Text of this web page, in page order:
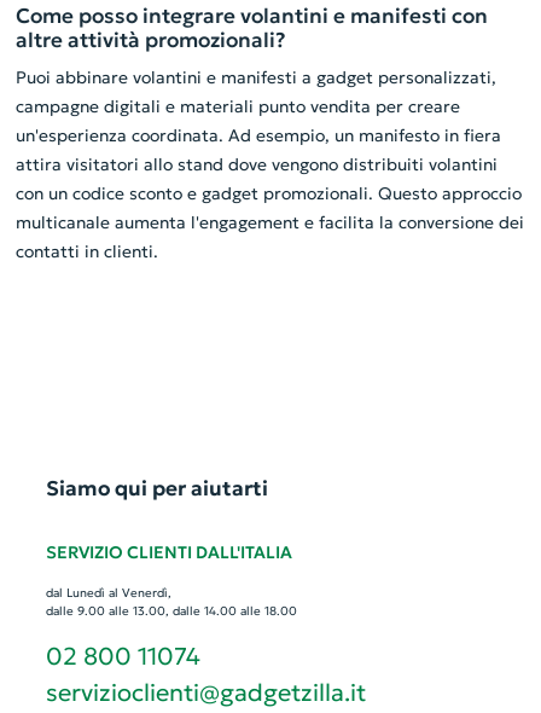
Come posso integrare volantini e manifesti con
altre attività promozionali?
Puoi abbinare volantini e manifesti a gadget personalizzati,
campagne digitali e materiali punto vendita per creare
un'esperienza coordinata. Ad esempio, un manifesto in fiera
attira visitatori allo stand dove vengono distribuiti volantini
con un codice sconto e gadget promozionali. Questo approccio
multicanale aumenta l'engagement e facilita la conversione dei
contatti in clienti.
Siamo qui per aiutarti
SERVIZIO CLIENTI DALL'ITALIA
dal Lunedì al Venerdì,
dalle 9.00 alle 13.00, dalle 14.00 alle 18.00
02 800 11074
servizioclienti@gadgetzilla.it